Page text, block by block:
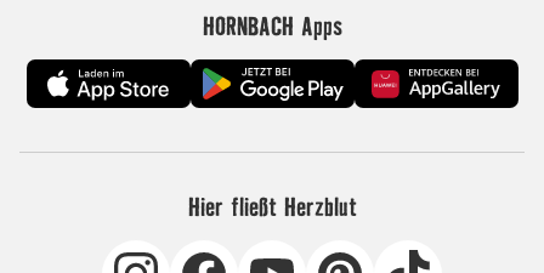
HORNBACH Apps
Hier fließt Herzblut